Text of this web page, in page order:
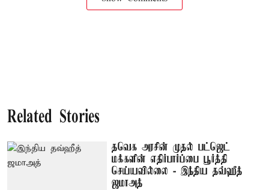
Related Stories
தவெக அரசின் முதல் பட்ஜெட்
மக்களின் எதிர்பார்ப்பை பூர்த்தி
செய்யவில்லை - இந்திய தவ்ஹீத்
ஜமாஅத்